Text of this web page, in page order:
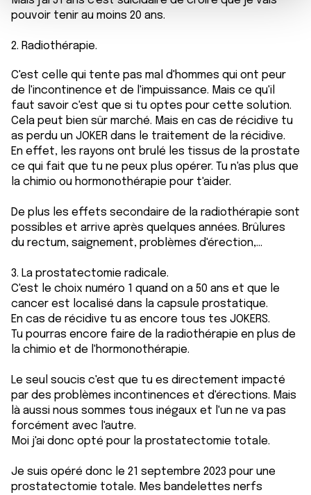
médias sociaux et d'analyser notre trafic. Nous
notre site avec nos partenaires de médias sociaux, de
avec d'autres informations que vous leur avez fournies
ou qu'ils ont collectées lors de votre utilisation de leurs
services.
m
pouvoir tenir au moins 20 ans.
2. Radiothérapie.
C'est celle qui tente pas mal d'hommes qui ont peur
de l'incontinence et de l'impuissance. Mais ce qu'il
faut savoir c'est que si tu optes pour cette solution.
Cela peut bien sûr marché. Mais en cas de récidive tu
as perdu un JOKER dans le traitement de la récidive.
En effet, les rayons ont brulé les tissus de la prostate
ce qui fait que tu ne peux plus opérer. Tu n'as plus que
la chimio ou hormonothérapie pour t'aider.
De plus les effets secondaire de la radiothérapie sont
possibles et arrive après quelques années. Brûlures
du rectum, saignement, problèmes d'érection,...
3. La prostatectomie radicale.
C'est le choix numéro 1 quand on a 50 ans et que le
cancer est localisé dans la capsule prostatique.
En cas de récidive tu as encore tous tes JOKERS.
Tu pourras encore faire de la radiothérapie en plus de
la chimio et de l'hormonothérapie.
Le seul soucis c'est que tu es directement impacté
par des problèmes incontinences et d'érections. Mais
là aussi nous sommes tous inégaux et l'un ne va pas
forcément avec l'autre.
Moi j'ai donc opté pour la prostatectomie totale.
Je suis opéré donc le 21 septembre 2023 pour une
prostatectomie totale. Mes bandelettes nerfs